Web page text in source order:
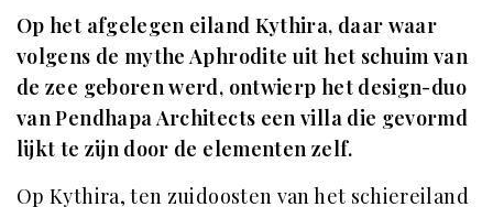
Op het afgelegen eiland Kythira, daar waar
volgens de mythe Aphrodite uit het schuim van
de zee geboren werd, ontwierp het design-duo
van Pendhapa Architects een villa die gevormd
lijkt te zijn door de elementen zelf.
Op Kythira, ten zuidoosten van het schiereiland